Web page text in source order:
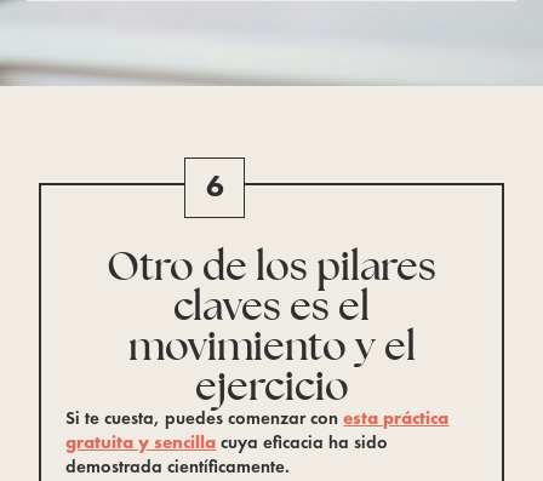
6
Otro de los pilares
claves es el
movimiento y el
ejercicio
Si te cuesta, puedes comenzar conesta práctica
gratuita y sencilla cuya eficacia ha sido
demostrada científicamente.